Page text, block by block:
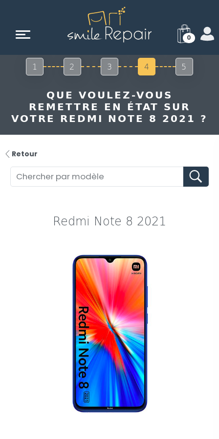
0
1 2 3 4 5
QUE VOULEZ-VOUS
REMETTRE EN ÉTAT SUR
VOTRE REDMI NOTE 8 2021 ?
Retour
Redmi Note 8 2021